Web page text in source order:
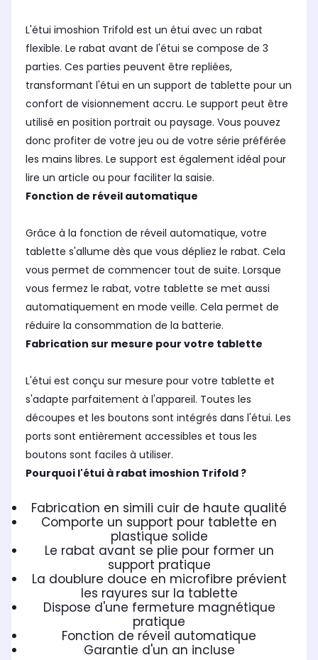
L'étui imoshion Trifold est un étui avec un rabat
flexible. Le rabat avant de l'étui se compose de 3
parties. Ces parties peuvent être repliées,
transformant l'étui en un support de tablette pour un
confort de visionnement accru. Le support peut être
utilisé en position portrait ou paysage. Vous pouvez
donc profiter de votre jeu ou de votre série préférée
les mains libres. Le support est également idéal pour
lire un article ou pour faciliter la saisie.
Fonction de réveil automatique
Grâce à la fonction de réveil automatique, votre
tablette s'allume dès que vous dépliez le rabat. Cela
vous permet de commencer tout de suite. Lorsque
vous fermez le rabat, votre tablette se met aussi
automatiquement en mode veille. Cela permet de
réduire la consommation de la batterie.
Fabrication sur mesure pour votre tablette
L'étui est conçu sur mesure pour votre tablette et
s'adapte parfaitement à l'appareil. Toutes les
découpes et les boutons sont intégrés dans l'étui. Les
ports sont entièrement accessibles et tous les
boutons sont faciles à utiliser.
Pourquoi l'étui à rabat imoshion Trifold ?
Fabrication en simili cuir de haute qualité
Comporte un support pour tablette en
plastique solide
Le rabat avant se plie pour former un
support pratique
La doublure douce en microfibre prévient
les rayures sur la tablette
Dispose d'une fermeture magnétique
pratique
Fonction de réveil automatique
Garantie d'un an incluse